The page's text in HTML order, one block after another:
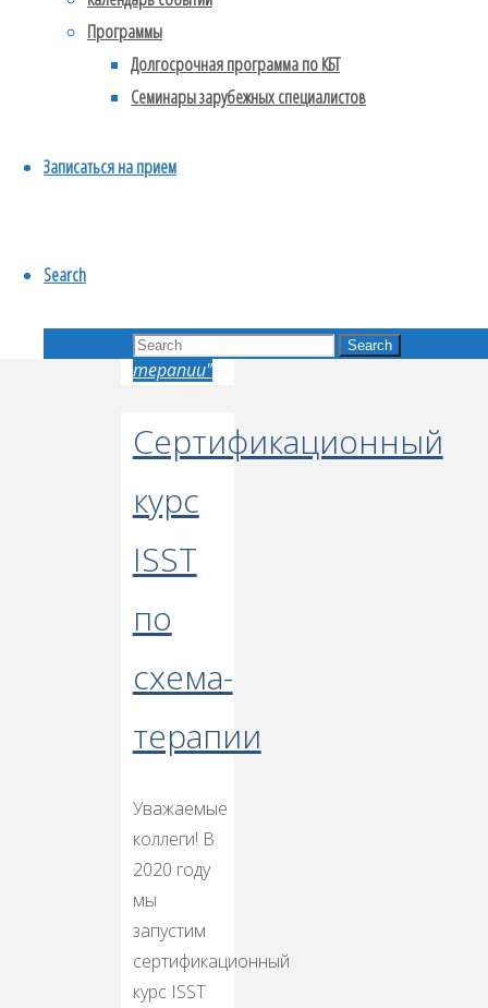
Программы
Долгосрочная программа по КБТ
Семинары зарубежных специалистов
Записаться на прием
Search
Search
Просто
уже очень
давно
договорились)
очень
по схема-
терапии"
Сертификационный
курс
ISST
по
схема-
терапии
Уважаемые
коллеги! В
2020 году
мы
запустим
сертификационный
курс ISST